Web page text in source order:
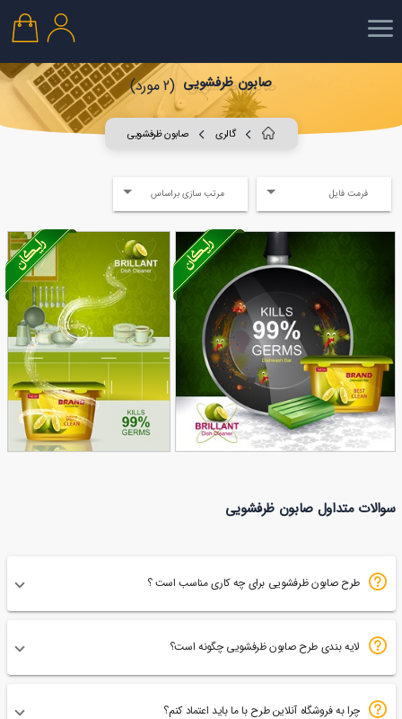
صابون ظرفشویی (2 مورد)
گالری صابون ظرفشویی
فرمت فایل مرتب سازی براساس
ظرفشویی
سوالات متداول صابون ظرفشویی
طرح صابون ظرفشویی برای چه کاری مناسب است ؟
لایه بندی طرح صابون ظرفشویی چگونه است؟
چرا به فروشگاه آنلاین طرح با ما باید اعتماد کنم؟